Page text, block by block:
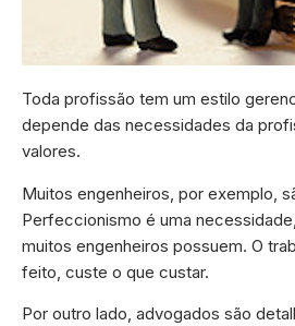
Toda profissão tem um estilo
depende das necessidades da
valores.
Muitos engenheiros, por exemplo,
Perfeccionismo é uma
muitos engenheiros possuem. O
feito, custe o que custar.
Por outro lado, advogados são